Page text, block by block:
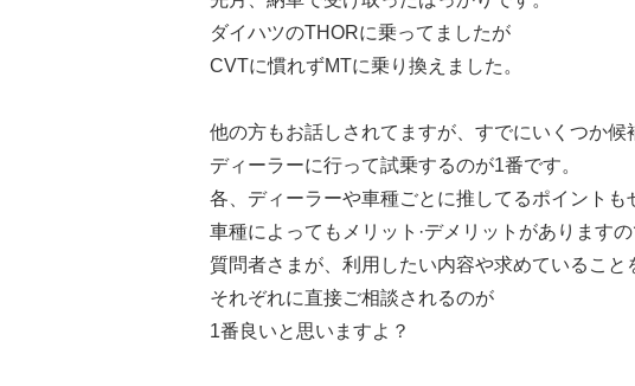
ダイハツのTHORに乗ってましたが
CVTに慣れずMTに乗り換えました。
他の方もお話しされてますが、すでにいくつか候
ディーラーに行って試乗するのが1番です。
各、ディーラーや車種ごとに推してるポイントも
車種によってもメリット·デメリットがあります
質問者さまが、利用したい内容や求めているこ
それぞれに直接ご相談されるのが
1番良いと思いますよ？